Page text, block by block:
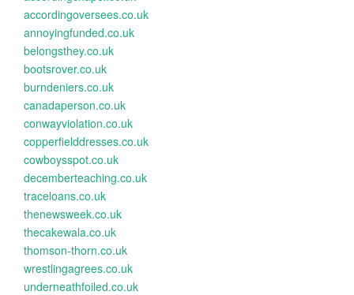
accordingoversees.co.uk
annoyingfunded.co.uk
belongsthey.co.uk
bootsrover.co.uk
burndeniers.co.uk
canadaperson.co.uk
conwayviolation.co.uk
copperfielddresses.co.uk
cowboysspot.co.uk
decemberteaching.co.uk
traceloans.co.uk
thenewsweek.co.uk
thecakewala.co.uk
thomson-thorn.co.uk
wrestlingagrees.co.uk
underneathfoiled.co.uk